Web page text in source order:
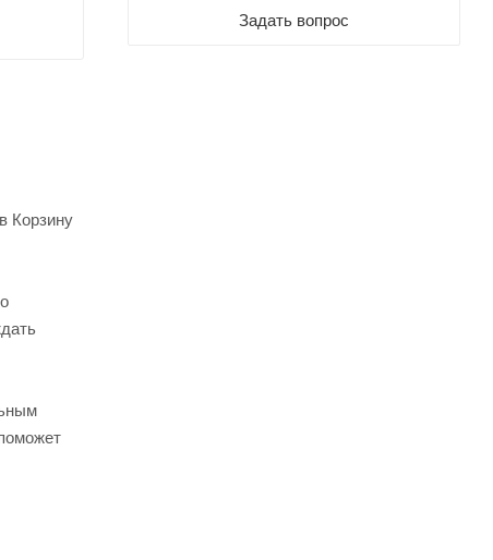
Корзину
Задать вопрос